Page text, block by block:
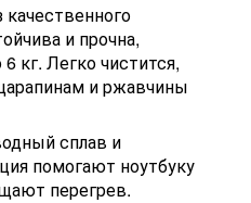
качественного
и прочна,
кг. Легко чистится,
и ржавчины
сплав и
помогают ноутбуку
перегрев.